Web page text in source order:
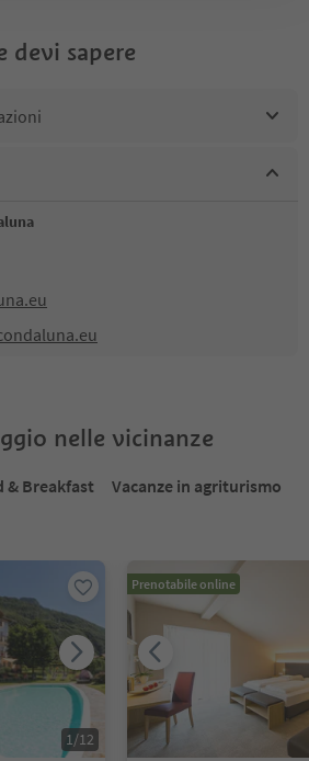
devi sapere
nelle vicinanze
& Breakfast
Vacanze in agriturismo
1/12
Prenotabile online